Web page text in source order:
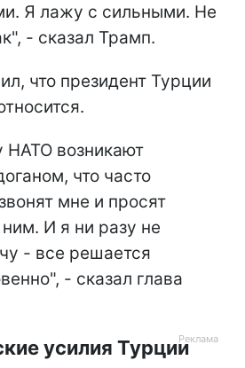
Я лажу с сильными. Не
- сказал Трамп.
что президент Турции
НАТО возникают
что часто
мне и просят
И я ни разу не
- все решается
- сказал глава
усилия Турции